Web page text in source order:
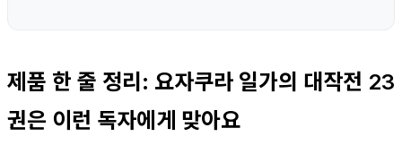
제품 한 줄 정리: 요자쿠라 일가의 대작전 23
권은 이런 독자에게 맞아요